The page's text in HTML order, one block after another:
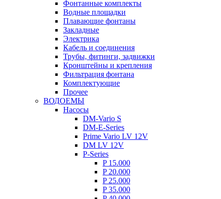
Фонтанные комплекты
Водные площадки
Плавающие фонтаны
Закладные
Электрика
Кабель и соединения
Трубы, фитинги, задвижки
Кронштейны и крепления
Фильтрация фонтана
Комплектующие
Прочее
ВОДОЕМЫ
Насосы
DM-Vario S
DM-E-Series
Prime Vario LV 12V
DM LV 12V
P-Series
P 15.000
P 20.000
P 25.000
P 35.000